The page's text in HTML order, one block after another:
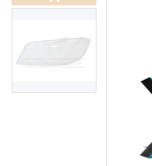
Доставка и оплата